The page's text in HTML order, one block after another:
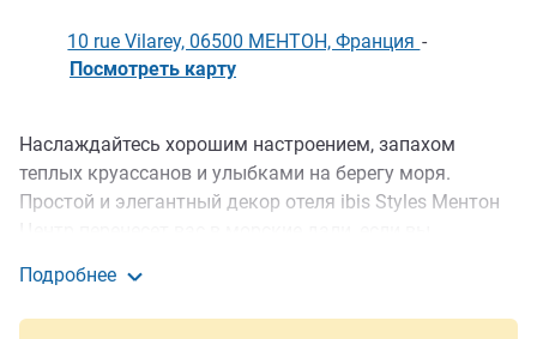
10 rue Vilarey, 06500 МЕНТОН, Франция -
Посмотреть карту
Описание
Наслаждайтесь хорошим настроением, запахом
теплых круассанов и улыбками на берегу моря.
Простой и элегантный декор отеля ibis Styles Ментон
найдется место для всех: от одноместного номера до
люкса с панорамной террасой и видом на море.
Подробнее